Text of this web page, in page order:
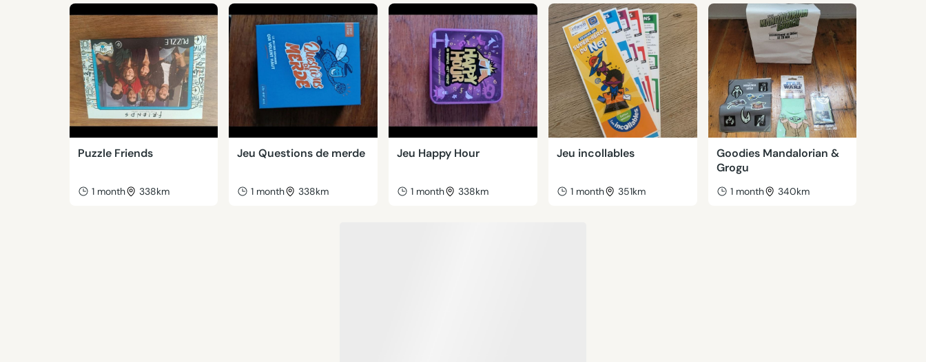
Puzzle Friends
1 month 338km
Jeu Questions de merde
1 month 338km
Jeu Happy Hour
1 month 338km
Jeu incollables
1 month 351km
Goodies Mandalorian &
Grogu
1 month 340km